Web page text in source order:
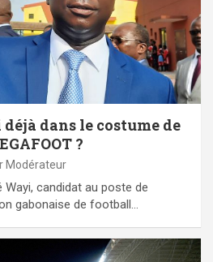
dans le costume de
?
Modérateur
Wayi, candidat au poste de
gabonaise de football…